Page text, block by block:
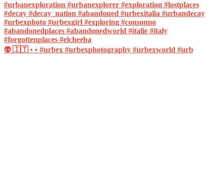
👽 🇮🇹 • • #urbex #urbexphotography #urbexworld #urb